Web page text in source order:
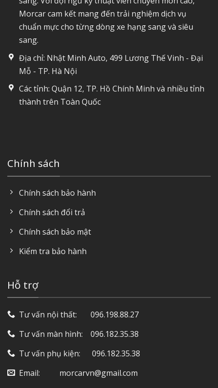
Morcar cam kết mang đến trải nghiệm dịch vụ
chuẩn mực cho từng dòng xe hạng sang và siêu
sang.
Địa chỉ: Nhật Minh Auto, 499 Lương Thế Vinh - Đại
Mỗ - TP. Hà Nội
Các tỉnh: Quận 12, TP. Hồ Chính Minh và nhiều tỉnh
thành trên Toàn Quốc
Chính sách
Chính sách bảo hành
Chính sách đổi trả
Chính sách bảo mật
Kiểm tra bảo hành
Hỗ trợ
Tư vấn nội thất: ‎ ‎ ‎ ‎ ‎ ‎ 096.198.88.27
Tư vấn màn hình: ‎ ‎ ‎ 096.182.35.38
Tư vấn phụ kiện: ‎ ‎ ‎ ‎‎ ‎ 096.182.35.38
Email: ‎ ‎ ‎ ‎ ‎ ‎ ‎ ‎ ‎ morcarvn@gmail.com